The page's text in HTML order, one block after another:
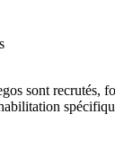
sont recrutés,